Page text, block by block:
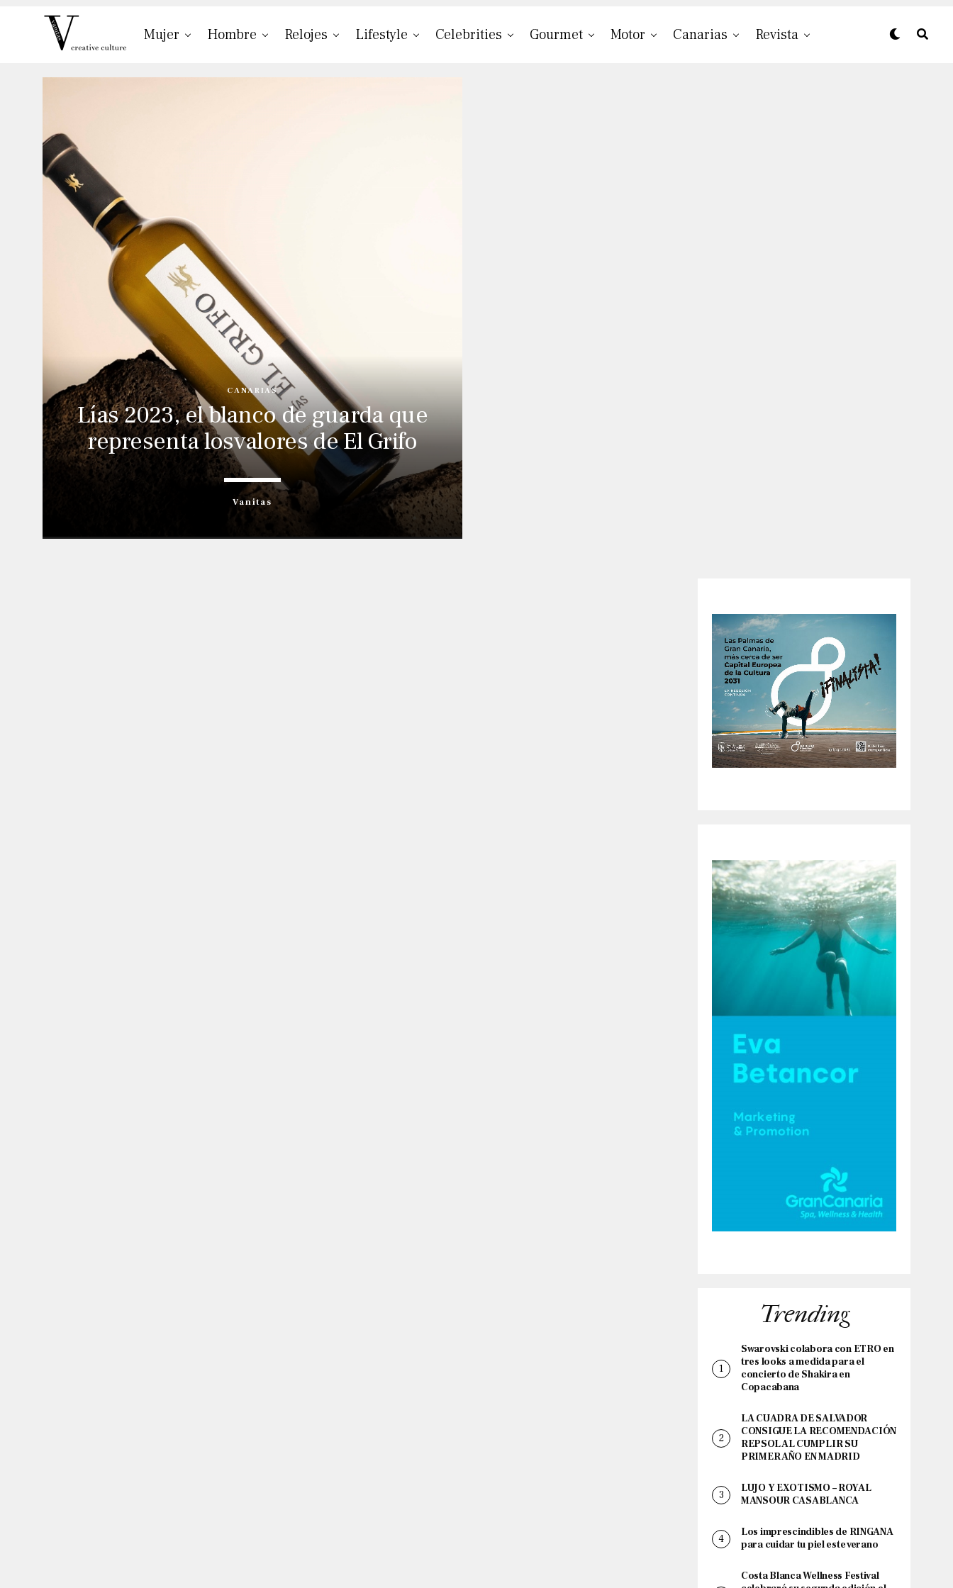
Mujer Hombre Relojes Lifestyle Celebrities Gourmet Motor Canarias Revista
CANARIAS
Lías 2023, el blanco de guarda que
representa losvalores de El Grifo
Vanitas
Trending
Swarovski colabora con ETRO en
tres looks a medida para el
concierto de Shakira en
Copacabana
LA CUADRA DE SALVADOR
CONSIGUE LA RECOMENDACIÓN
REPSOL AL CUMPLIR SU
PRIMER AÑO EN MADRID
LUJO Y EXOTISMO – ROYAL
MANSOUR CASABLANCA
Los imprescindibles de RINGANA
para cuidar tu piel este verano
Costa Blanca Wellness Festival